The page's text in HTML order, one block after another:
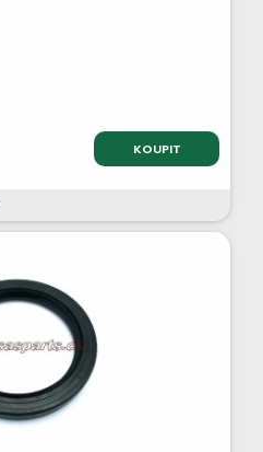
KOUPIT